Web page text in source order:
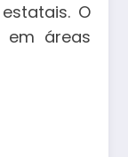
O
em áreas